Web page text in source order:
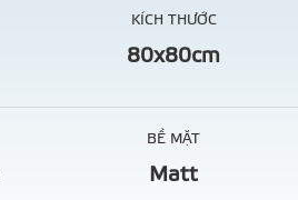
KÍCH THƯỚC
80x80cm
BỀ MẶT
Matt